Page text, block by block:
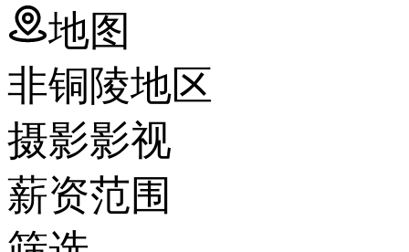
地图
非铜陵地区
摄影影视
薪资范围